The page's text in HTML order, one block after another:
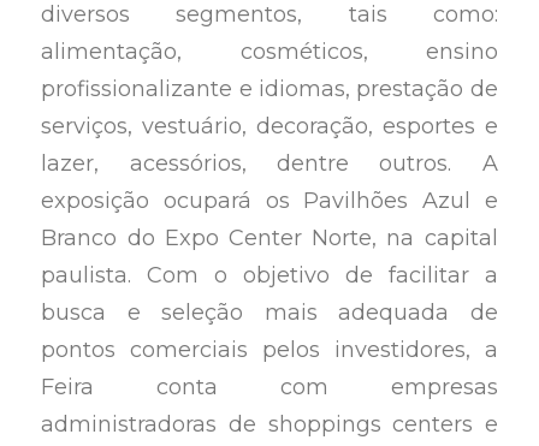
diversos segmentos, tais como:
alimentação, cosméticos, ensino
profissionalizante e idiomas, prestação de
serviços, vestuário, decoração, esportes e
lazer, acessórios, dentre outros. A
exposição ocupará os Pavilhões Azul e
Branco do Expo Center Norte, na capital
paulista. Com o objetivo de facilitar a
busca e seleção mais adequada de
pontos comerciais pelos investidores, a
Feira conta com empresas
administradoras de shoppings centers e